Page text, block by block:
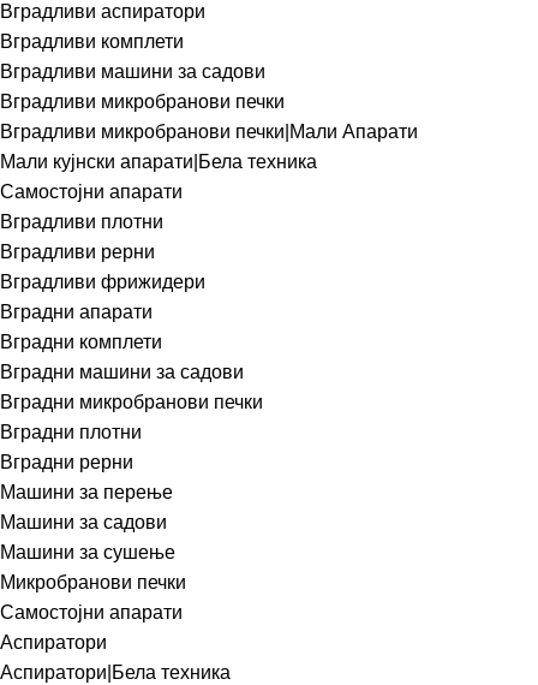
Вградливи аспиратори
Вградливи комплети
Вградливи машини за садови
Вградливи микробранови печки
Вградливи микробранови печки|Мали Апарати
Мали кујнски апарати|Бела техника
Самостојни апарати
Вградливи плотни
Вградливи рерни
Вградливи фрижидери
Вградни апарати
Вградни комплети
Вградни машини за садови
Вградни микробранови печки
Вградни плотни
Вградни рерни
Машини за перење
Машини за садови
Машини за сушење
Микробранови печки
Самостојни апарати
Аспиратори
Аспиратори|Бела техника